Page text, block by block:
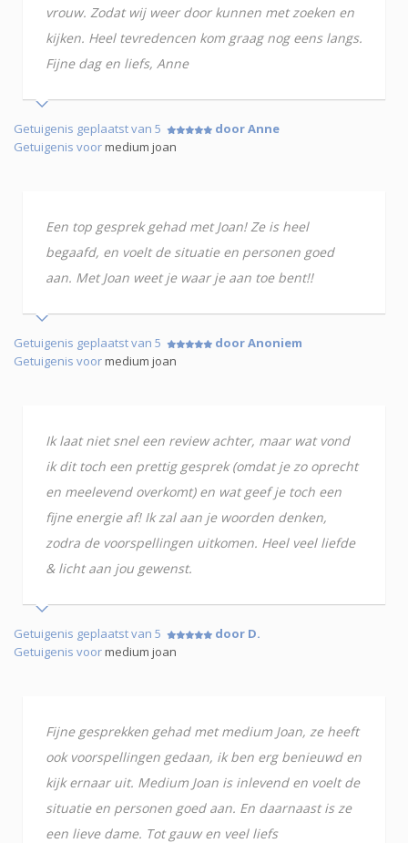
vrouw. Zodat wij weer door kunnen met zoeken en
kijken. Heel tevredencen kom graag nog eens langs.
Fijne dag en liefs, Anne
Getuigenis geplaatst van 5
door Anne
Getuigenis voormedium joan
Een top gesprek gehad met Joan! Ze is heel
begaafd, en voelt de situatie en personen goed
aan. Met Joan weet je waar je aan toe bent!!
Getuigenis geplaatst van 5
door Anoniem
Getuigenis voormedium joan
Ik laat niet snel een review achter, maar wat vond
ik dit toch een prettig gesprek (omdat je zo oprecht
en meelevend overkomt) en wat geef je toch een
fijne energie af! Ik zal aan je woorden denken,
zodra de voorspellingen uitkomen. Heel veel liefde
& licht aan jou gewenst.
Getuigenis geplaatst van 5
door D.
Getuigenis voormedium joan
Fijne gesprekken gehad met medium Joan, ze heeft
ook voorspellingen gedaan, ik ben erg benieuwd en
kijk ernaar uit. Medium Joan is inlevend en voelt de
situatie en personen goed aan. En daarnaast is ze
een lieve dame. Tot gauw en veel liefs